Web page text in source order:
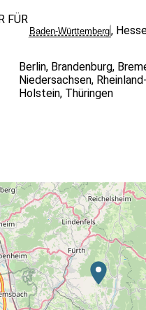
FÜR
Baden-Württemberg,
Berlin, Brandenburg,
Niedersachsen,
Holstein, Thüringen